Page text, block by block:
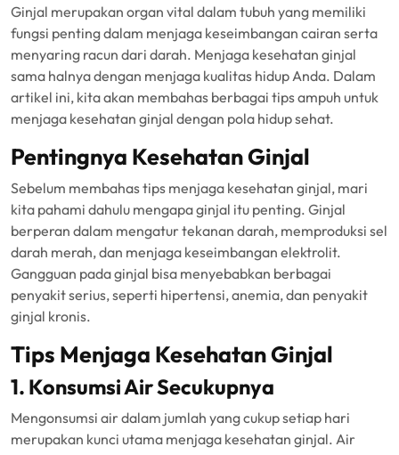
Ginjal merupakan organ vital dalam tubuh yang memiliki
fungsi penting dalam menjaga keseimbangan cairan serta
menyaring racun dari darah. Menjaga kesehatan ginjal
sama halnya dengan menjaga kualitas hidup Anda. Dalam
artikel ini, kita akan membahas berbagai tips ampuh untuk
menjaga kesehatan ginjal dengan pola hidup sehat.
Pentingnya Kesehatan Ginjal
Sebelum membahas tips menjaga kesehatan ginjal, mari
kita pahami dahulu mengapa ginjal itu penting. Ginjal
berperan dalam mengatur tekanan darah, memproduksi sel
darah merah, dan menjaga keseimbangan elektrolit.
Gangguan pada ginjal bisa menyebabkan berbagai
penyakit serius, seperti hipertensi, anemia, dan penyakit
ginjal kronis.
Tips Menjaga Kesehatan Ginjal
1. Konsumsi Air Secukupnya
Mengonsumsi air dalam jumlah yang cukup setiap hari
merupakan kunci utama menjaga kesehatan ginjal. Air